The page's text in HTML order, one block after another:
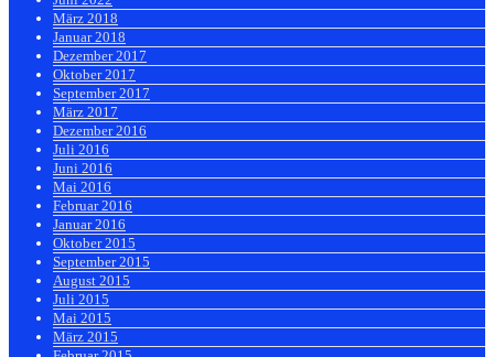
März 2018
Januar 2018
Dezember 2017
Oktober 2017
September 2017
März 2017
Dezember 2016
Juli 2016
Juni 2016
Mai 2016
Februar 2016
Januar 2016
Oktober 2015
September 2015
August 2015
Juli 2015
Mai 2015
März 2015